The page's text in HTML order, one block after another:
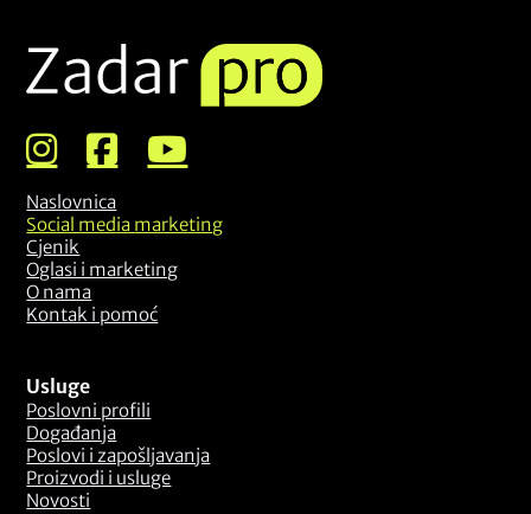
Naslovnica
Social media marketing
Cjenik
Oglasi i marketing
O nama
Kontak i pomoć
Usluge
Poslovni profili
Događanja
Poslovi i zapošljavanja
Proizvodi i usluge
Novosti